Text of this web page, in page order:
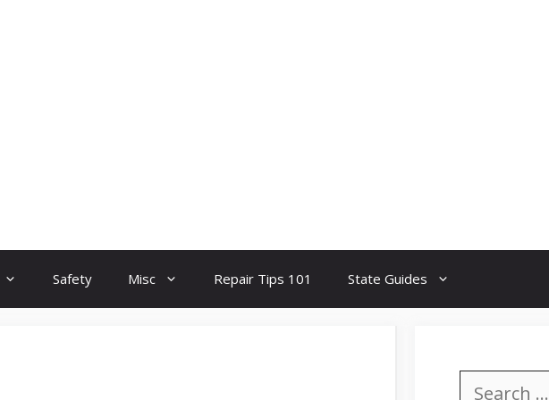
Safety Misc Repair Tips 101 State Guides
Search